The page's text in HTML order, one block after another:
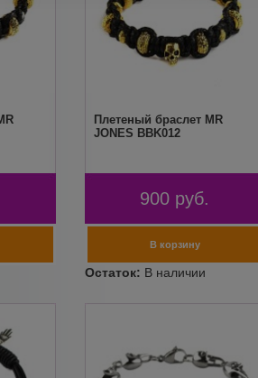
Плетеный браслет MR
JONES BBK012
900 руб.